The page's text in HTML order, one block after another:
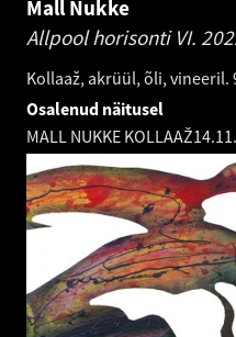
Mall Nukke
Allpool horisonti VI.
Kollaaž, akrüül, õli, vineeril.
Osalenud näitusel
MALL NUKKE KOLLAAŽ